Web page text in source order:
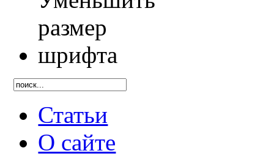
Статьи
О сайте